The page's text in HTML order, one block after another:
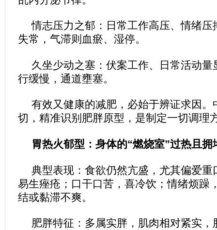
情志压力之郁：日常工作高压、情绪压
失常，气滞则血瘀、湿停。
久坐少动之塞：伏案工作、日常活动量
行缓慢，通道壅塞。
有效又健康的减肥，必始于辨证求因。
切，精准识别肥胖原型，是制定一切调理
胃热火郁型：身体的“燃烧室”过热且拥
典型表现：食欲仍然亢盛，尤其偏爱重
易生痤疮；口干口苦，喜冷饮；情绪烦躁
结或黏滞不爽。
肥胖特征：多属实胖，肌肉相对紧实，